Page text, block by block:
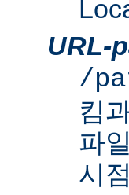
URL-
/
킴
파
시